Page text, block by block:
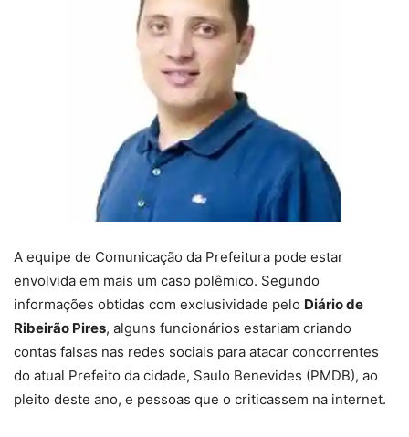
A equipe de Comunicação da Prefeitura pode estar
envolvida em mais um caso polêmico. Segundo
informações obtidas com exclusividade pelo Diário de
Ribeirão Pires, alguns funcionários estariam criando
contas falsas nas redes sociais para atacar concorrentes
do atual Prefeito da cidade, Saulo Benevides (PMDB), ao
pleito deste ano, e pessoas que o criticassem na internet.